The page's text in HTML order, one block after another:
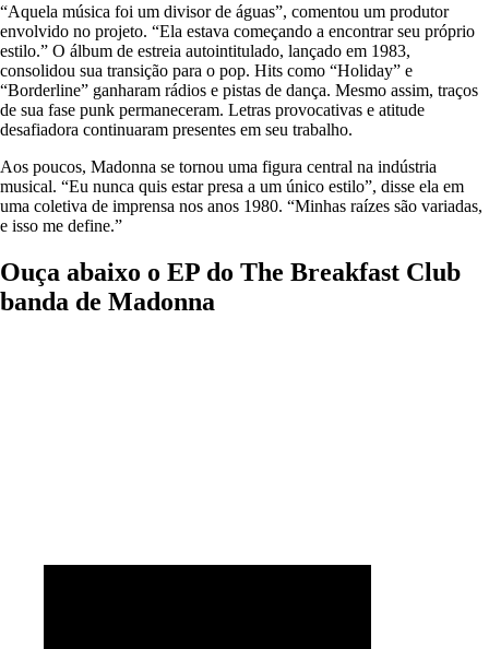
“Aquela música foi um divisor de águas”, comentou um produtor
envolvido no projeto. “Ela estava começando a encontrar seu próprio
estilo.” O álbum de estreia autointitulado, lançado em 1983,
consolidou sua transição para o pop. Hits como “Holiday” e
“Borderline” ganharam rádios e pistas de dança. Mesmo assim, traços
de sua fase punk permaneceram. Letras provocativas e atitude
desafiadora continuaram presentes em seu trabalho.
Aos poucos, Madonna se tornou uma figura central na indústria
musical. “Eu nunca quis estar presa a um único estilo”, disse ela em
uma coletiva de imprensa nos anos 1980. “Minhas raízes são variadas,
e isso me define.”
Ouça abaixo o EP do The Breakfast Club
banda de Madonna